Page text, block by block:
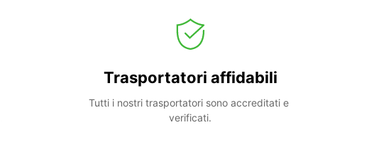
Trasportatori affidabili
Tutti i nostri trasportatori sono accreditati e
verificati.